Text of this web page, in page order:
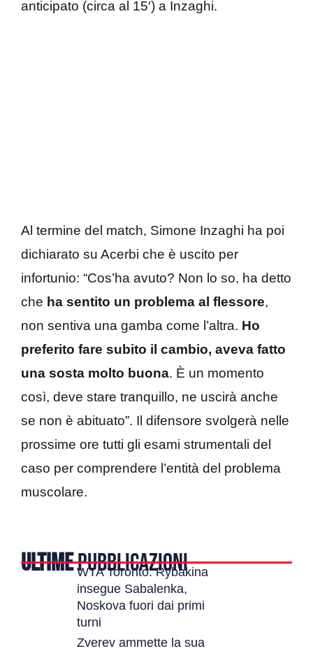
anticipato (circa al 15′) a Inzaghi.
Al termine del match, Simone Inzaghi ha poi
dichiarato su Acerbi che è uscito per
infortunio: “Cos’ha avuto? Non lo so, ha detto
che ha sentito un problema al flessore,
non sentiva una gamba come l’altra. Ho
preferito fare subito il cambio, aveva fatto
una sosta molto buona. È un momento
così, deve stare tranquillo, ne uscirà anche
se non è abituato”. Il difensore svolgerà nelle
prossime ore tutti gli esami strumentali del
caso per comprendere l’entità del problema
muscolare.
ULTIMEPUBBLICAZIONI
WTA Toronto: Rybakina
insegue Sabalenka,
Noskova fuori dai primi
turni
Zverev ammette la sua